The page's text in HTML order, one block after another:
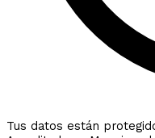
Tus datos están